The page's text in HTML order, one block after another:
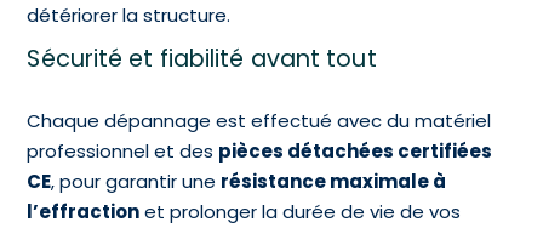
détériorer la structure.
Sécurité et fiabilité avant tout
Chaque dépannage est effectué avec du matériel
professionnel et des pièces détachées certifiées
CE, pour garantir une résistance maximale à
l’effractionet prolonger la durée de vie de vos